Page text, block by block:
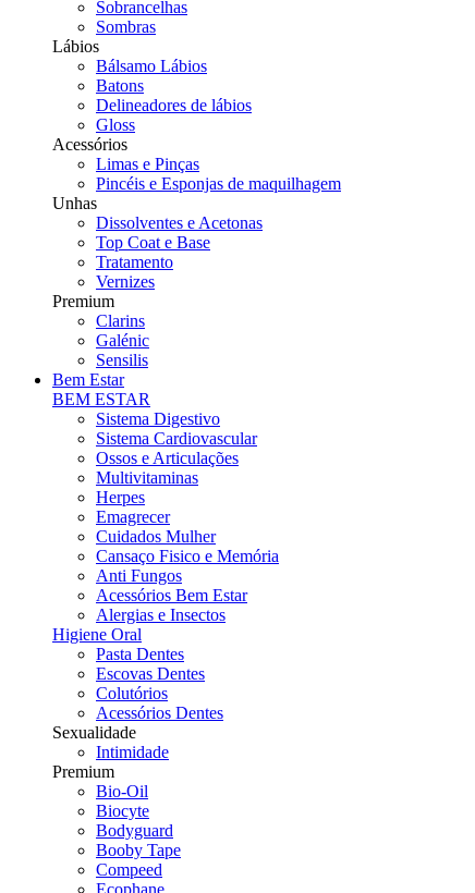
Sobrancelhas
Sombras
Lábios
Bálsamo Lábios
Batons
Delineadores de lábios
Gloss
Acessórios
Limas e Pinças
Pincéis e Esponjas de maquilhagem
Unhas
Dissolventes e Acetonas
Top Coat e Base
Tratamento
Vernizes
Premium
Clarins
Galénic
Sensilis
Bem Estar
BEM ESTAR
Sistema Digestivo
Sistema Cardiovascular
Ossos e Articulações
Multivitaminas
Herpes
Emagrecer
Cuidados Mulher
Cansaço Fisico e Memória
Anti Fungos
Acessórios Bem Estar
Alergias e Insectos
Higiene Oral
Pasta Dentes
Escovas Dentes
Colutórios
Acessórios Dentes
Sexualidade
Intimidade
Premium
Bio-Oil
Biocyte
Bodyguard
Booby Tape
Compeed
Ecophane